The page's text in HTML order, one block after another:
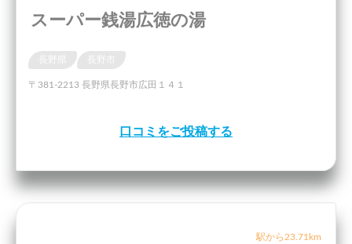
スーパー銭湯広徳の湯
〒381-2213 長野県長野市広田１４１
口コミをご投稿する
駅から23.71km